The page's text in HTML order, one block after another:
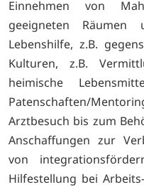
Einnehmen von
geeigneten
Lebenshilfe, z.B.
Kulturen, z.B.
heimische
Patenschaften/
Arztbesuch bis zum
Anschaffungen zur
von
Hilfestellung bei